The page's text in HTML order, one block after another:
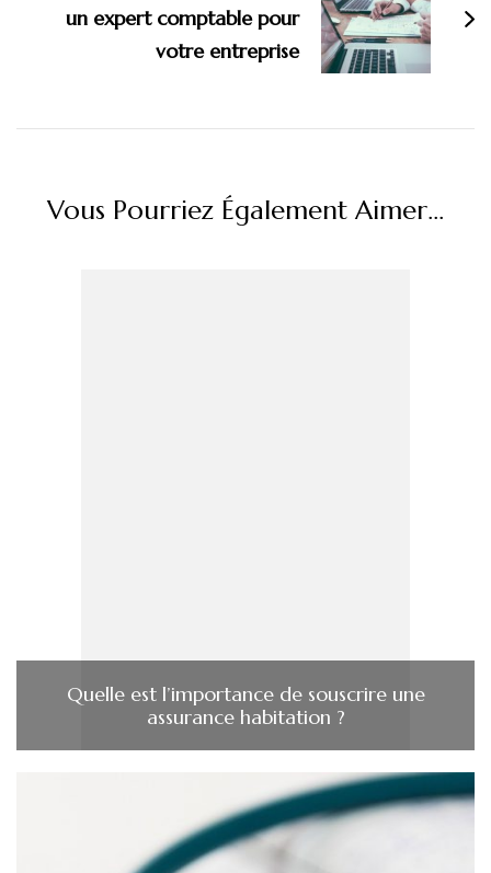
un expert comptable pour
votre entreprise
Vous Pourriez Également Aimer...
Quelle est l’importance de souscrire une
assurance habitation ?